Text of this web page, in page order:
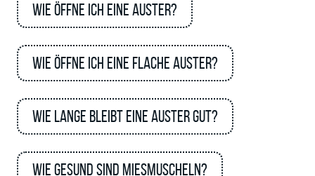
Wie öffne ich eine Auster?
Wie öffne ich eine flache Auster?
Wie lange bleibt eine Auster gut?
Wie gesund sind Miesmuscheln?